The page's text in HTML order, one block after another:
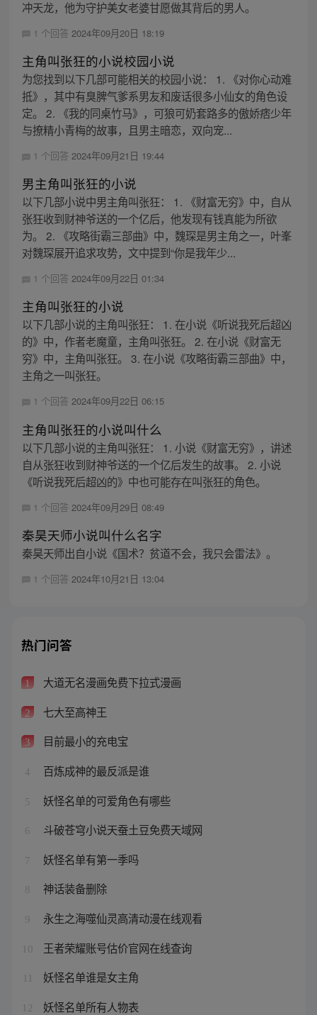
冲天龙，他为守护美女老婆甘愿做其背后的男人。
1 个回答 2024年09月20日 18:19
主角叫张狂的小说校园小说
为您找到以下几部可能相关的校园小说： 1. 《对你心动难
抵》，其中有臭脾气爹系男友和废话很多小仙女的角色设
定。 2. 《我的同桌竹马》，可狼可奶套路多的傲娇痞少年
与撩精小青梅的故事，且男主暗恋，双向宠...
1 个回答 2024年09月21日 19:44
男主角叫张狂的小说
以下几部小说中男主角叫张狂： 1. 《财富无穷》中，自从
张狂收到财神爷送的一个亿后，他发现有钱真能为所欲
为。 2. 《攻略街霸三部曲》中，魏琛是男主角之一，叶峯
对魏琛展开追求攻势，文中提到“你是我年少...
1 个回答 2024年09月22日 01:34
主角叫张狂的小说
以下几部小说的主角叫张狂： 1. 在小说《听说我死后超凶
的》中，作者老魔童，主角叫张狂。 2. 在小说《财富无
穷》中，主角叫张狂。 3. 在小说《攻略街霸三部曲》中，
主角之一叫张狂。
1 个回答 2024年09月22日 06:15
主角叫张狂的小说叫什么
以下几部小说的主角叫张狂： 1. 小说《财富无穷》，讲述
自从张狂收到财神爷送的一个亿后发生的故事。 2. 小说
《听说我死后超凶的》中也可能存在叫张狂的角色。
1 个回答 2024年09月29日 08:49
秦昊天师小说叫什么名字
秦昊天师出自小说《国术？贫道不会，我只会雷法》。
1 个回答 2024年10月21日 13:04
热门问答
1 大道无名漫画免费下拉式漫画
2 七大至高神王
3 目前最小的充电宝
4 百炼成神的最反派是谁
5 妖怪名单的可爱角色有哪些
6 斗破苍穹小说天蚕土豆免费天域网
7 妖怪名单有第一季吗
8 神话装备删除
9 永生之海噬仙灵高清动漫在线观看
10 王者荣耀账号估价官网在线查询
妖怪名单谁是女主角
12 妖怪名单所有人物表